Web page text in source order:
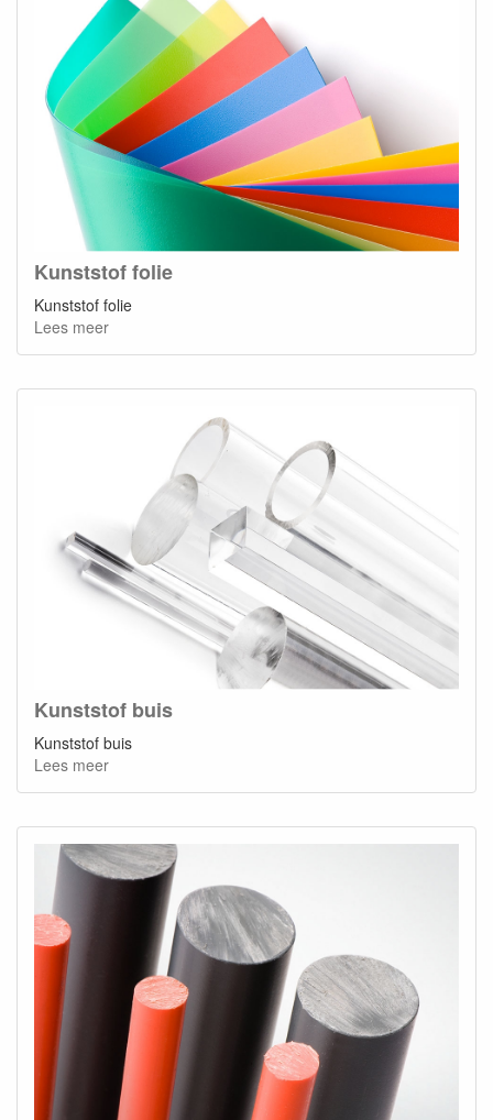
Kunststof folie
Kunststof folie
Lees meer
Kunststof buis
Kunststof buis
Lees meer